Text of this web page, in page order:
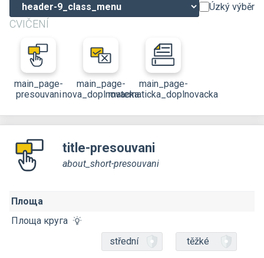
Úzký výběr
CVIČENÍ
main_page-
presouvani
main_page-
nova_doplnovacka
main_page-
matematicka_doplnovacka
title-presouvani
about_short-presouvani
Площа
Площа круга
střední
těžké